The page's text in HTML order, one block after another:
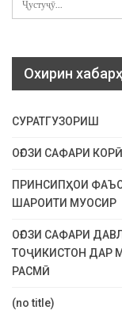
Охирин
СУРАТГУЗОРИШ
ОҒОЗИ САФАРИ
ПРИНСИПҲОИ
ШАРОИТИ МУОСИР
ОҒОЗИ САФАРИ
ТОҶИКИСТОН ДАР
РАСМӢ
(no title)